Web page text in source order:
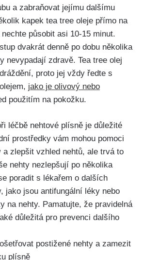
a zabraňovat⁣ jejímu⁢ dalšímu
kapek⁣ tea ‍tree oleje přímo na
působit asi 10-15 minut.
dvakrát denně po dobu několika
nevypadají zdravě. Tea⁣ tree olej
proto jej vždy ​ředte⁤ s
jako je olivový nebo
použitím na ‌pokožku.
léčbě nehtové plísně je důležité
prostředky vám ⁣mohou pomoci
zlepšit‍ vzhled⁢ nehtů, ale trvá ⁤to
nehty nezlepšují po několika
poradit s lékařem o ‌dalších
jako jsou⁤ antifungální léky nebo
‍na nehty. Pamatujte, že ⁣pravidelná
důležitá⁣ pro ‍prevenci‍ dalšího